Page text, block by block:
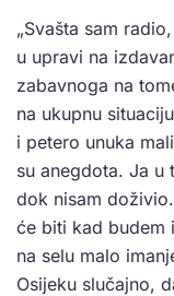
„Svašta sam
u upravi na
zabavnoga na
na ukupnu
i petero unuka
su anegdota. Ja u
dok nisam
će biti kad budem
na selu malo
Osijeku slučajno,